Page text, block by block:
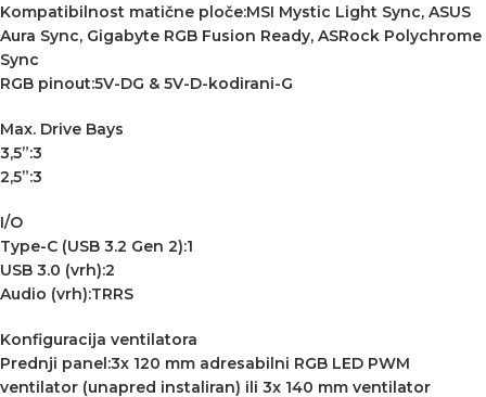
Kompatibilnost matične ploče:MSI Mystic Light Sync, ASUS
Aura Sync, Gigabyte RGB Fusion Ready, ASRock Polychrome
Sync
RGB pinout:5V-DG & 5V-D-kodirani-G
Max. Drive Bays
3,5”:3
2,5”:3
I/O
Type-C (USB 3.2 Gen 2):1
USB 3.0 (vrh):2
Audio (vrh):TRRS
Konfiguracija ventilatora
Prednji panel:3x 120 mm adresabilni RGB LED PWM
ventilator (unapred instaliran) ili 3x 140 mm ventilator